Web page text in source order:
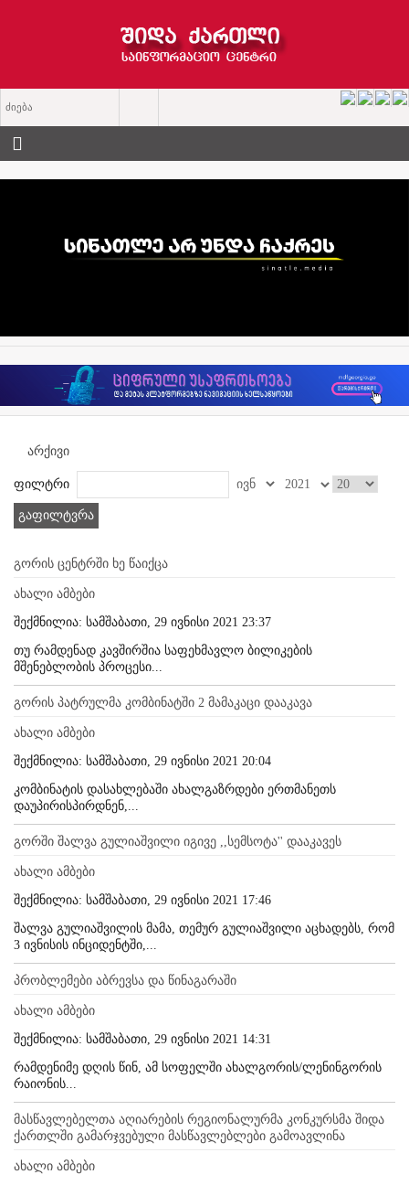
არქივი
ფილტრი
გაფილტვრა
გორის ცენტრში ხე წაიქცა
ახალი ამბები
შექმნილია: სამშაბათი, 29 ივნისი 2021 23:37
თუ რამდენად კავშირშია საფეხმავლო ბილიკების
მშენებლობის პროცესი...
გორის პატრულმა კომბინატში 2 მამაკაცი დააკავა
ახალი ამბები
შექმნილია: სამშაბათი, 29 ივნისი 2021 20:04
კომბინატის დასახლებაში ახალგაზრდები ერთმანეთს
დაუპირისპირდნენ,...
გორში შალვა გულიაშვილი იგივე ,,სემსოტა'' დააკავეს
ახალი ამბები
შექმნილია: სამშაბათი, 29 ივნისი 2021 17:46
შალვა გულიაშვილის მამა, თემურ გულიაშვილი აცხადებს, რომ
3 ივნისის ინციდენტში,...
პრობლემები აბრევსა და წინაგარაში
ახალი ამბები
შექმნილია: სამშაბათი, 29 ივნისი 2021 14:31
რამდენიმე დღის წინ, ამ სოფელში ახალგორის/ლენინგორის
რაიონის...
მასწავლებელთა აღიარების რეგიონალურმა კონკურსმა შიდა
ქართლში გამარჯვებული მასწავლებლები გამოავლინა
ახალი ამბები